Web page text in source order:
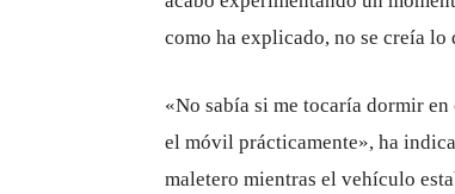
como ha explicado, no se creía lo
«No sabía si me tocaría dormir
el móvil prácticamente», ha
maletero mientras el vehículo